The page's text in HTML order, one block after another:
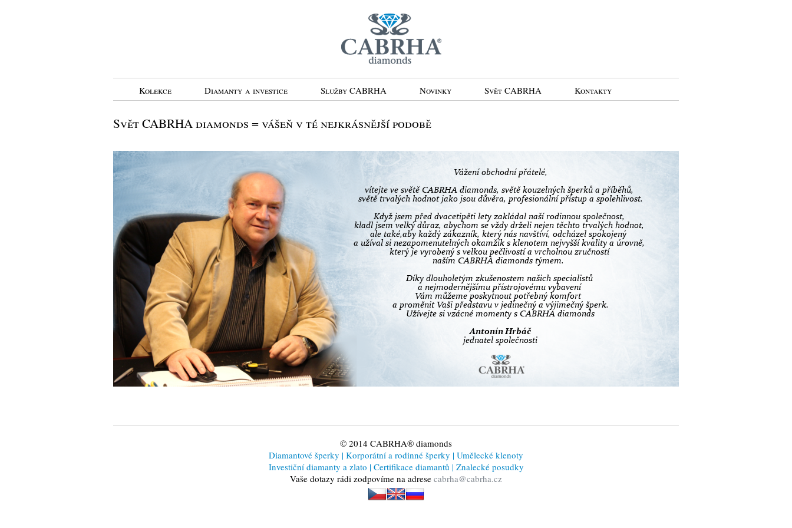
Kolekce Diamanty a investice Služby CABRHA Novinky Svět CABRHA Kontakty
Svět CABRHA diamonds = vášeň v té nejkrásnější podobě
© 2014 CABRHA® diamonds
Diamantové šperky | Korporátní a rodinné šperky | Umělecké klenoty
Investiční diamanty a zlato | Certifikace diamantů | Znalecké posudky
Vaše dotazy rádi zodpovíme na adrese cabrha@cabrha.cz